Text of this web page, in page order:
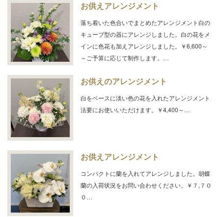
お供えアレンジメント
落ち着いた色合いでまとめたアレンジメント白の
キューブ型の器にアレンジしました。白の花をメ
インに色花も加えアレンジしました。￥6,600～
～ご予算に応じて制作します。…
お供えのアレンジメント
白をベースに淡い色の花を入れたアレンジメント
法要にお使いいただけます。￥4,400～…
お供えアレンジメント
コンパクトに蘭を入れてアレンジしました。胡蝶
蘭の入荷状況をお問い合わせください。￥７,７０
０…